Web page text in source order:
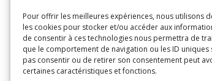
Pour offrir les meilleures expériences, nous utilisons
les cookies pour stocker et/ou accéder aux
de consentir à ces technologies nous permettra de
que le comportement de navigation ou les ID uniques
pas consentir ou de retirer son consentement peut
certaines caractéristiques et fonctions.